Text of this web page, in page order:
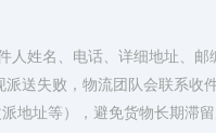
姓名、电话、详细地址、邮
送失败，物流团队会联系收
地址等），避免货物长期滞留